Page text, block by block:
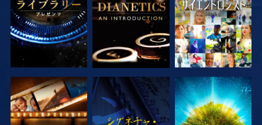
シリーズを探求 観る シリーズを探求